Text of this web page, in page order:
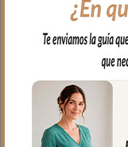
borde lleva un
en las piernitas.
Para la tapa del
bordado; un
El relleno de la
hueca para